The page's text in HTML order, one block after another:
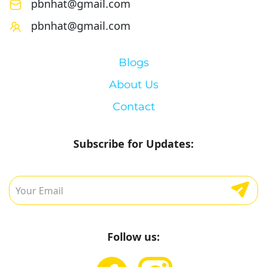
pbnhat@gmail.com
pbnhat@gmail.com
Blogs
About Us
Contact
Subscribe for Updates:
Follow us: